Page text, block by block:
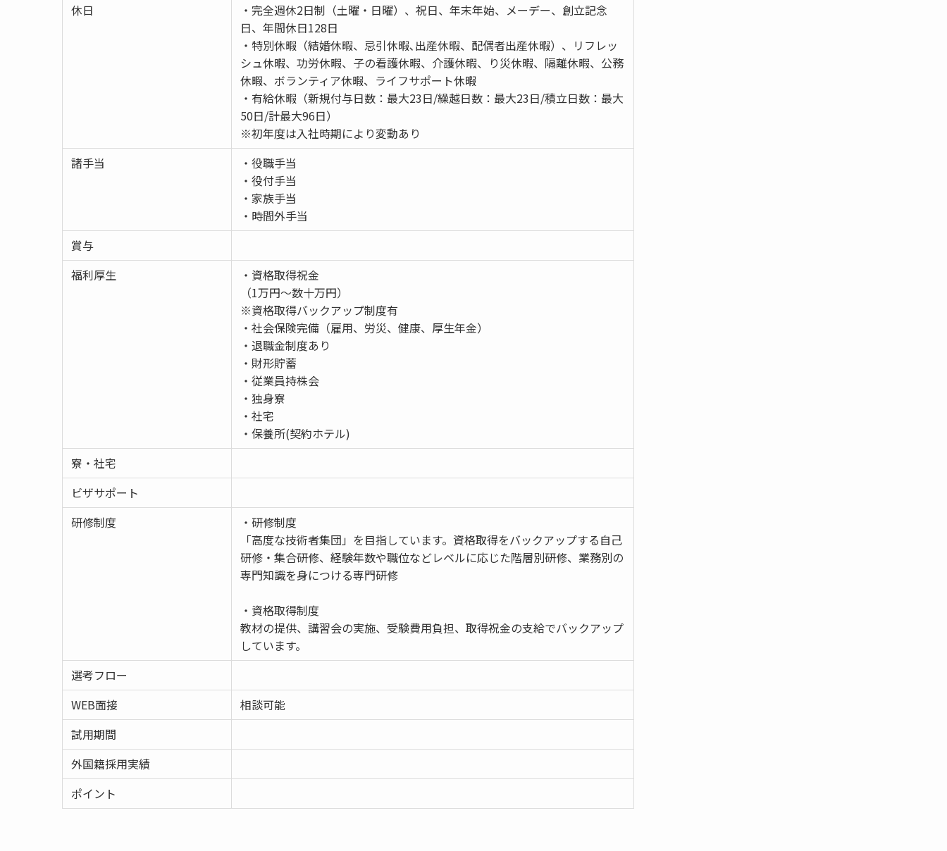
休日
・完全週休2日制（土曜・日曜）、祝日、年末年始、メーデー、創立記念
日、年間休日128日
・特別休暇（結婚休暇、忌引休暇､出産休暇、配偶者出産休暇）、リフレッ
シュ休暇、功労休暇、子の看護休暇、介護休暇、り災休暇、隔離休暇、公務
休暇、ボランティア休暇、ライフサポート休暇
・有給休暇（新規付与日数：最大23日/繰越日数：最大23日/積立日数：最大
50日/計最大96日）
※初年度は入社時期により変動あり
諸手当
・役職手当
・役付手当
・家族手当
・時間外手当
賞与
福利厚生
・資格取得祝金
（1万円〜数十万円）
※資格取得バックアップ制度有
・社会保険完備（雇用、労災、健康、厚生年金）
・退職金制度あり
・財形貯蓄
・従業員持株会
・独身寮
・社宅
・保養所(契約ホテル)
寮・社宅
ビザサポート
研修制度
・研修制度
「高度な技術者集団」を目指しています。資格取得をバックアップする自己
研修・集合研修、経験年数や職位などレベルに応じた階層別研修、業務別の
専門知識を身につける専門研修
・資格取得制度
教材の提供、講習会の実施、受験費用負担、取得祝金の支給でバックアップ
しています。
選考フロー
WEB面接
相談可能
試用期間
外国籍採用実績
ポイント